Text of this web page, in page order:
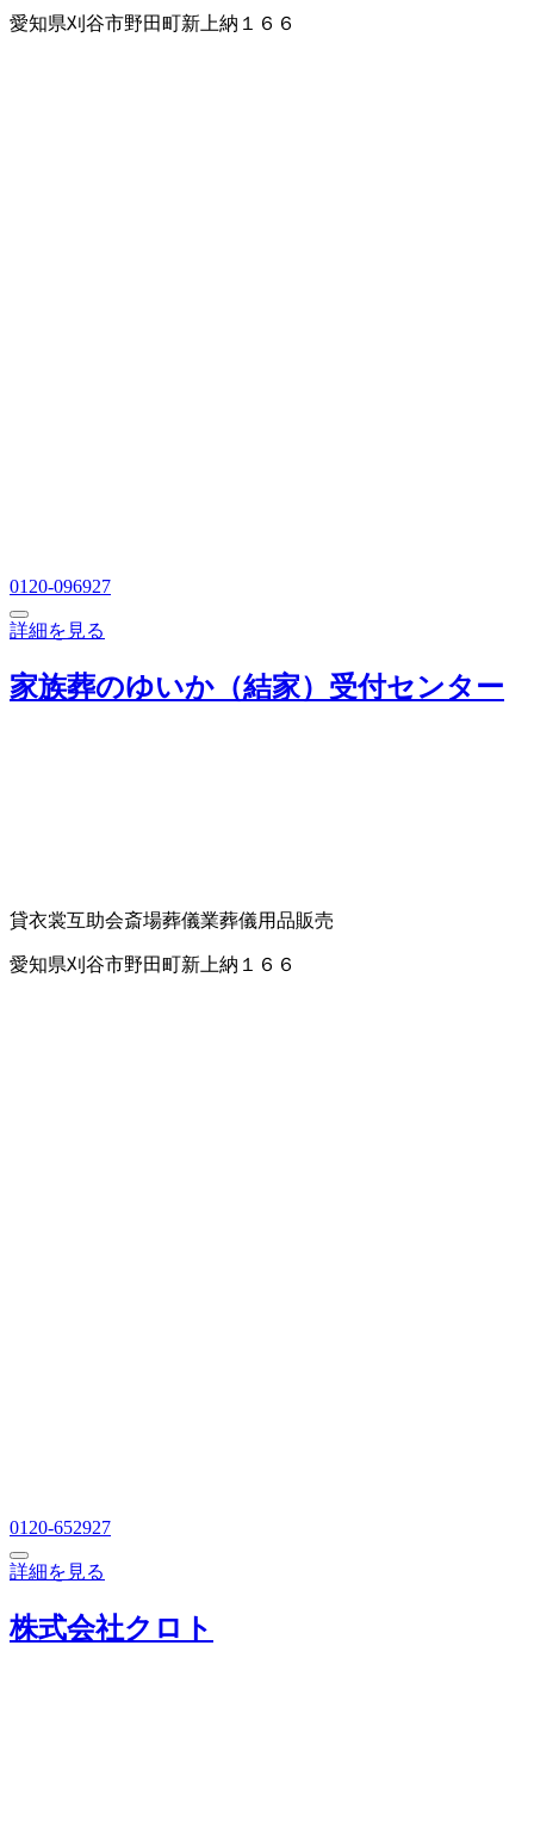
愛知県刈谷市野田町新上納１６６
0120-096927
詳細を見る
家族葬のゆいか（結家）受付センター
貸衣裳互助会斎場葬儀業葬儀用品販売
愛知県刈谷市野田町新上納１６６
0120-652927
詳細を見る
株式会社クロト